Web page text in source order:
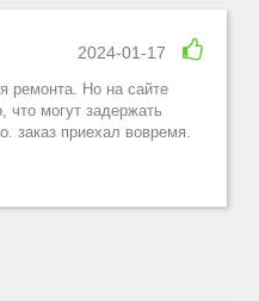
2024-01-17
ремонта. Но на сайте
что могут задержать
заказ приехал вовремя.